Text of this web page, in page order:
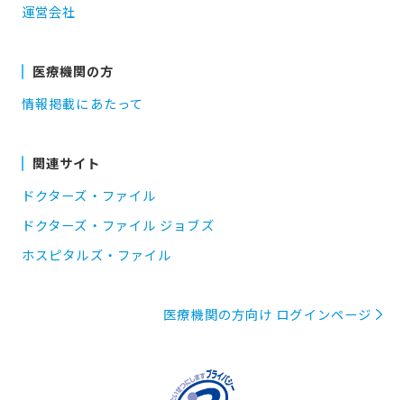
運営会社
医療機関の方
情報掲載にあたって
関連サイト
ドクターズ・ファイル
ドクターズ・ファイル ジョブズ
ホスピタルズ・ファイル
医療機関の方向け ログインページ